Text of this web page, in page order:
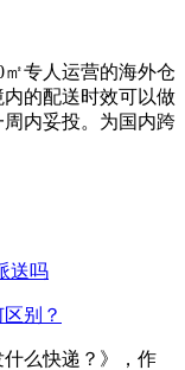
专人运营的海外仓
的配送时效可以做
内妥投。为国内跨
送吗
别？
么快递？》，作